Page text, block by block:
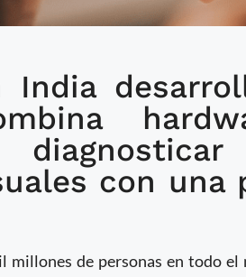
costo con
India
con una
millones de personas en todo